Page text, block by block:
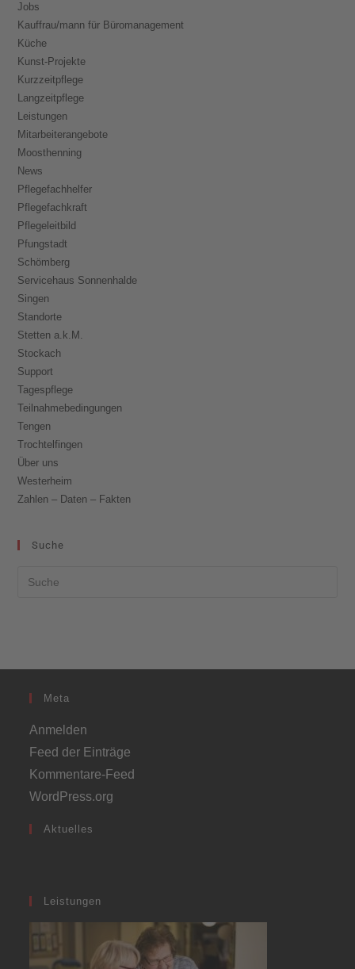
Jobs
Kauffrau/mann für Büromanagement
Küche
Kunst-Projekte
Kurzzeitpflege
Langzeitpflege
Leistungen
Mitarbeiterangebote
Moosthenning
News
Pflegefachhelfer
Pflegefachkraft
Pflegeleitbild
Pfungstadt
Schömberg
Servicehaus Sonnenhalde
Singen
Standorte
Stetten a.k.M.
Stockach
Support
Tagespflege
Teilnahmebedingungen
Tengen
Trochtelfingen
Über uns
Westerheim
Zahlen – Daten – Fakten
Suche
Meta
Anmelden
Feed der Einträge
Kommentare-Feed
WordPress.org
Aktuelles
Leistungen